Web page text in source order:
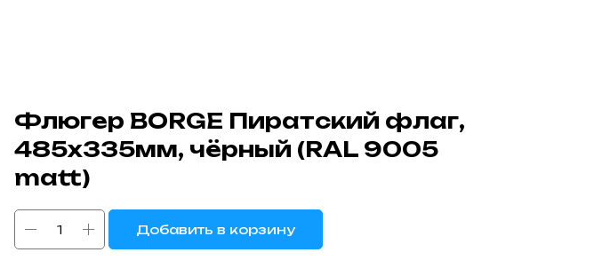
Флюгер BORGE Пиратский флаг,
485х335мм, чёрный (RAL 9005
matt)
Добавить в корзину